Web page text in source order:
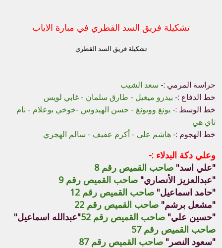
تشكيلة فريق السد القطري في مبارة الاياب
تشكيلة فريق السد القطري
حراسة المرمي :- سعد الشيب
خط الدفاع :- بيدرو ميغيل - طارق سلمان - غابي لويس
خط الوسط :- يونغ وويونغ - حسن الهيدوس -خوخي بوعلام - نام
تاي هي
خط الهجوم :- هاشم علي - أكرم عفيف - سالم الهجري
وعلي دكة البدلاء :-
"علي اسد" صاحب القميص رقم 8
"عبدالعزيز الأنصاري" صاحب القميص رقم 9
"حامد اسماعيل" صاحب القميص رقم 12
"مشعل برشم" صاحب القميص رقم 22
"حسين علي" صاحب القميص رقم 52
"عبدالله اسماعيل"
صاحب القميص رقم 57
"سعود النصر" صاحب القميص رقم 87